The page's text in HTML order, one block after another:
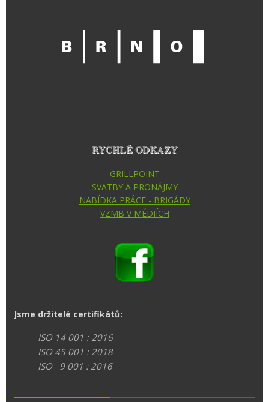
RYCHLÉ ODKAZY
GRILLPOINT
SVATBY A PRONÁJMY
NABÍDKA PRÁCE - BRIGÁDY
VZMB V MÉDIÍCH
Jsme držitelé certifikátů:
ISO 14 001 : 2016
ISO 45 001 : 2018
ISO 9 001 : 2016